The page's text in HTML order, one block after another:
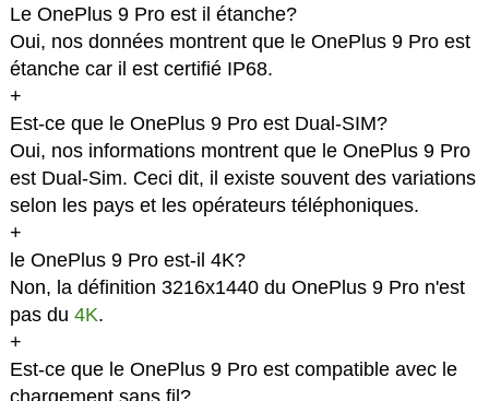
Le OnePlus 9 Pro est il étanche?
Oui, nos données montrent que le OnePlus 9 Pro est
étanche car il est certifié IP68.
+
Est-ce que le OnePlus 9 Pro est Dual-SIM?
Oui, nos informations montrent que le OnePlus 9 Pro
est Dual-Sim. Ceci dit, il existe souvent des variations
selon les pays et les opérateurs téléphoniques.
+
le OnePlus 9 Pro est-il 4K?
Non, la définition 3216x1440 du OnePlus 9 Pro n'est
pas du 4K.
+
Est-ce que le OnePlus 9 Pro est compatible avec le